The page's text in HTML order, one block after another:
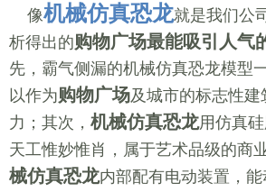
像机械仿真恐龙就是我们公
析得出的购物广场最能吸引人气
先，霸气侧漏的机械仿真恐龙模型
以作为购物广场及城市的标志性建
力；其次， 机械仿真恐龙用仿真
天工惟妙惟肖，属于艺术品级的商
械仿真恐龙内部配有电动装置，